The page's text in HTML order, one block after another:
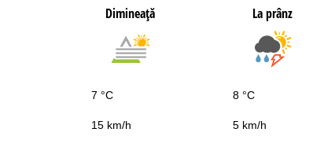
Dimineaţă La prânz
7 °C 8 °C
15 km/h 5 km/h